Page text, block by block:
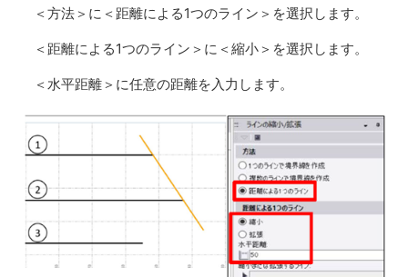
＜方法＞に＜距離による1つのライン＞を選択します。
＜距離による1つのライン＞に＜縮小＞を選択します。
＜水平距離＞に任意の距離を入力します。